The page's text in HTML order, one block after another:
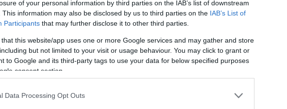
of your personal information by third parties on the IAB’s list of downstream
This information may also be disclosed by us to third parties on the IAB’s List of
Participants that may further disclose it to other third parties.
that this website/app uses one or more Google services and may gather and store
but not limited to your visit or usage behaviour. You may click to grant or
to Google and its third-party tags to use your data for below specified purposes
consent section.
Data Processing Opt Outs
Dandy Bestia
Bestia, è stato un pilastro della scena